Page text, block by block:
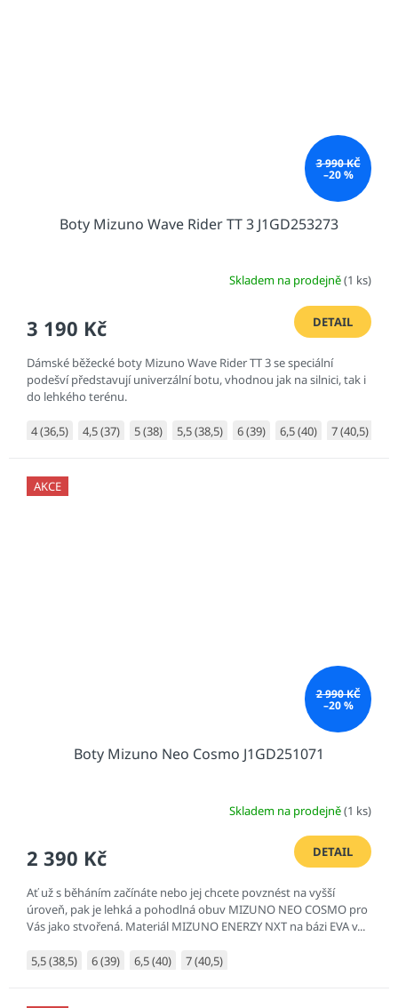
3 990 KČ
–20 %
Boty Mizuno Wave Rider TT 3 J1GD253273
Skladem na prodejně(1 ks)
3 190 Kč DETAIL
Dámské běžecké boty Mizuno Wave Rider TT 3 se speciální
podešví představují univerzální botu, vhodnou jak na silnici, tak i
do lehkého terénu.
4 (36,5) 4,5 (37) 5 (38) 5,5 (38,5) 6 (39) 6,5 (40) 7 (40,5)
AKCE
2 990 KČ
–20 %
Boty Mizuno Neo Cosmo J1GD251071
Skladem na prodejně(1 ks)
2 390 Kč DETAIL
Ať už s běháním začínáte nebo jej chcete povznést na vyšší
úroveň, pak je lehká a pohodlná obuv MIZUNO NEO COSMO pro
Vás jako stvořená. Materiál MIZUNO ENERZY NXT na bázi EVA v...
5,5 (38,5) 6 (39) 6,5 (40) 7 (40,5)